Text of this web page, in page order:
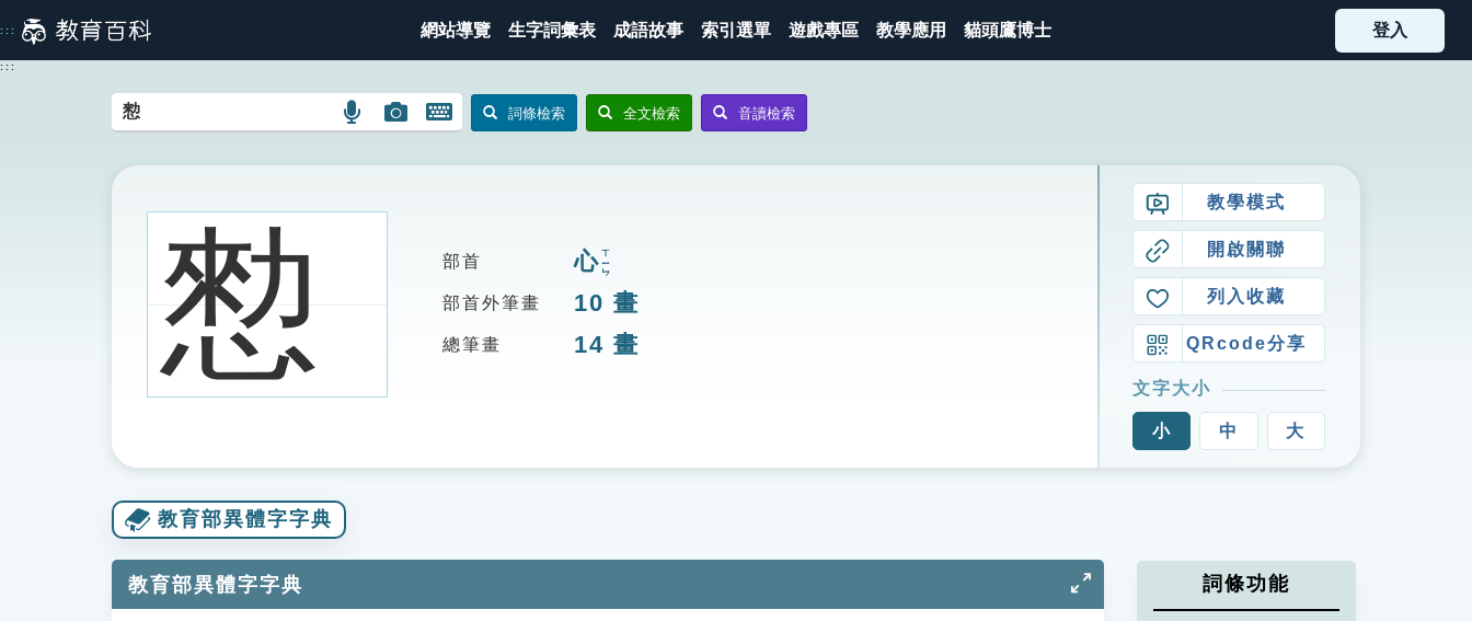
到
主
::: 網站導覽 生字詞彙表 成語故事 索引選單 遊戲專區 教學應用 貓頭鷹博士 登入
:::
語
搜
圖
圖
搜
開
鍵
詞條檢索 全文檢索 音讀檢索
愸 部首 心ㄒㄧㄣ
部首外筆畫 10 畫
總筆畫 14 畫
教學模式
開啟關聯
列入收藏
QRcode分享
文字大小
小 中 大
教育部異體字字典
教育部異體字字典 詞條功能